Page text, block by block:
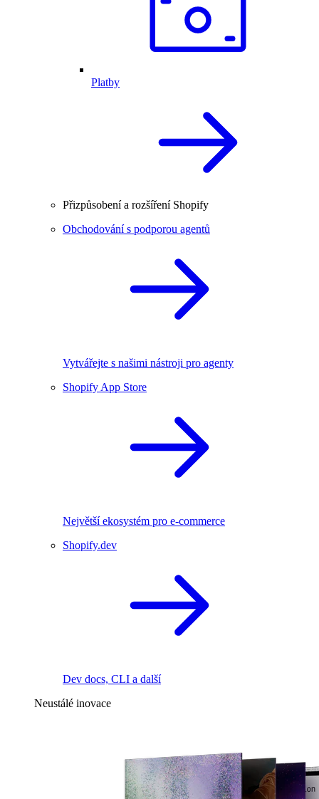
Platby
Přizpůsobení a rozšíření Shopify
Obchodování s podporou agentů
Vytvářejte s našimi nástroji pro agenty
Shopify App Store
Největší ekosystém pro e-commerce
Shopify.dev
Dev docs, CLI a další
Neustálé inovace